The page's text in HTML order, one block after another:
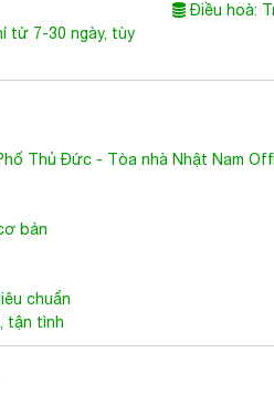
Điều hoà:
từ 7-30 ngày, tùy
Thủ Đức - Tòa nhà Nhật Nam
bản
chuẩn
tận tình